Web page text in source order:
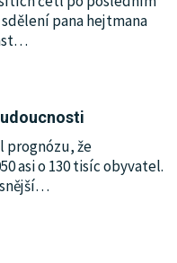
pana hejtmana
…
prognózu, že
asi o 130 tisíc obyvatel.
…